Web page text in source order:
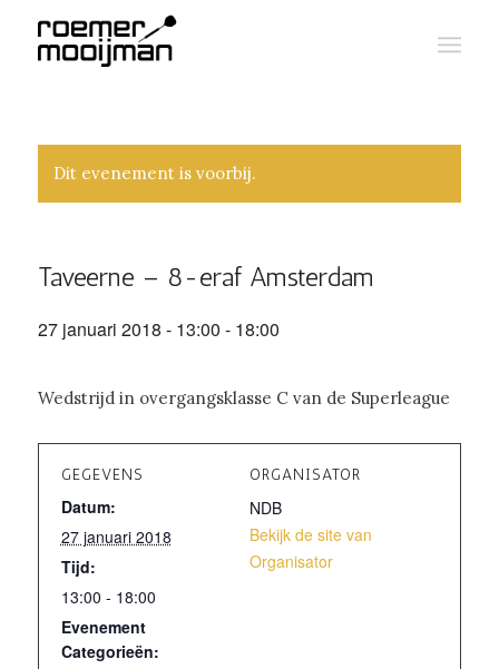
Dit evenement is voorbij.
Taveerne – 8-eraf Amsterdam
27 januari 2018 - 13:00 - 18:00
Wedstrijd in overgangsklasse C van de Superleague
GEGEVENS
Datum:
27 januari 2018
Tijd:
13:00 - 18:00
Evenement
Categorieën:
ORGANISATOR
NDB
Bekijk de site van
Organisator